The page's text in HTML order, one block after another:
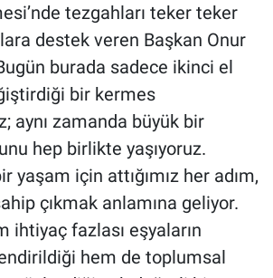
tezgahları teker teker
destek veren Başkan Onur
burada sadece ikinci el
bir kermes
aynı zamanda büyük bir
hep birlikte yaşıyoruz.
yaşam için attığımız her adım,
çıkmak anlamına geliyor.
ihtiyaç fazlası eşyaların
hem de toplumsal